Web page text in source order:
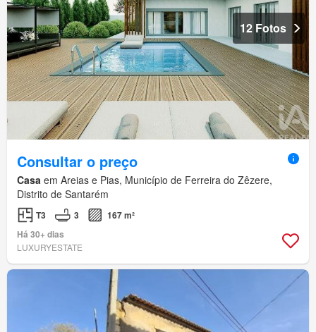
12 Fotos
Consultar o preço
Casa em Areias e Pias, Município de Ferreira do Zêzere,
Distrito de Santarém
T3 3
167 m²
Há 30+ dias
LUXURYESTATE